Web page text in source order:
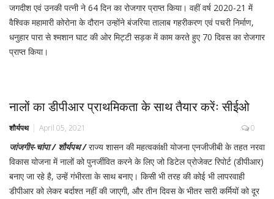
जगदीश एवं उनकी पत्नी ने 64 दिन का रोजगार प्राप्त किया। वहीं वर्ष 2020-21 में
वैश्विक महामारी कोरोना के दौरान उन्होंने बंजरिया तालाब गहरीकरण एवं पचरी निर्माण,
धनुहार पारा से श्मशान घाट की ओर मिट्टी सड़क में काम करते हुए 70 दिवस का रोजगार
प्राप्त किया।
नालों का डीपीआर प्राथमिकता के साथ तैयार करेंः सीईओ
शौर्यपथ April 05, 2021 0
जांजगीर-चांपा / शौर्यपथ /राज्य शासन की महत्वकांक्षी योजना एनजीजीबी के तहत नरवा
विकास योजना में नालों को पुनर्जीवित करने के लिए जो डिटेल प्रोजेक्ट रिपोर्ट (डीपीआर)
बनाए जा रहे है, उन्हें गंभीरता के साथ बनाए। किसी भी तरह की कोई भी लापरवाही
डीपीआर को लेकर बर्दाश्त नहीं की जाएगी, और तीन दिवस के भीतर सारी कर्मियों को दूर